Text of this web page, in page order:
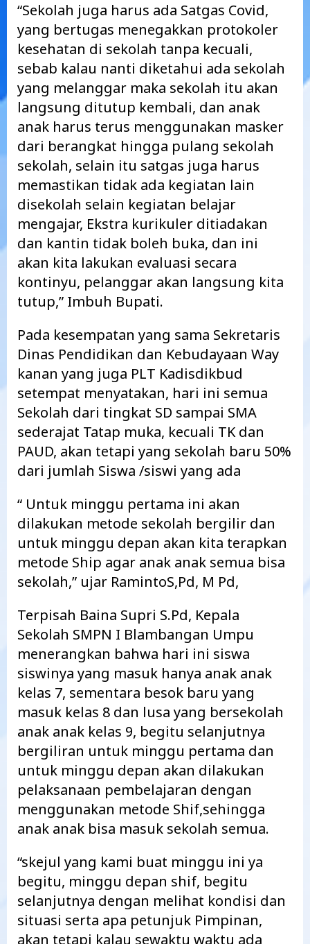
“Sekolah juga harus ada Satgas Covid,
yang bertugas menegakkan protokoler
kesehatan di sekolah tanpa kecuali,
sebab kalau nanti diketahui ada sekolah
yang melanggar maka sekolah itu akan
langsung ditutup kembali, dan anak
anak harus terus menggunakan masker
dari berangkat hingga pulang sekolah
sekolah, selain itu satgas juga harus
memastikan tidak ada kegiatan lain
disekolah selain kegiatan belajar
mengajar, Ekstra kurikuler ditiadakan
dan kantin tidak boleh buka, dan ini
akan kita lakukan evaluasi secara
kontinyu, pelanggar akan langsung kita
tutup,” Imbuh Bupati.
Pada kesempatan yang sama Sekretaris
Dinas Pendidikan dan Kebudayaan Way
kanan yang juga PLT Kadisdikbud
setempat menyatakan, hari ini semua
Sekolah dari tingkat SD sampai SMA
sederajat Tatap muka, kecuali TK dan
PAUD, akan tetapi yang sekolah baru 50%
dari jumlah Siswa /siswi yang ada
“ Untuk minggu pertama ini akan
dilakukan metode sekolah bergilir dan
untuk minggu depan akan kita terapkan
metode Ship agar anak anak semua bisa
sekolah,” ujar RamintoS,Pd, M Pd,
Terpisah Baina Supri S.Pd, Kepala
Sekolah SMPN I Blambangan Umpu
menerangkan bahwa hari ini siswa
siswinya yang masuk hanya anak anak
kelas 7, sementara besok baru yang
masuk kelas 8 dan lusa yang bersekolah
anak anak kelas 9, begitu selanjutnya
bergiliran untuk minggu pertama dan
untuk minggu depan akan dilakukan
pelaksanaan pembelajaran dengan
menggunakan metode Shif,sehingga
anak anak bisa masuk sekolah semua.
“skejul yang kami buat minggu ini ya
begitu, minggu depan shif, begitu
selanjutnya dengan melihat kondisi dan
situasi serta apa petunjuk Pimpinan,
akan tetapi kalau sewaktu waktu ada